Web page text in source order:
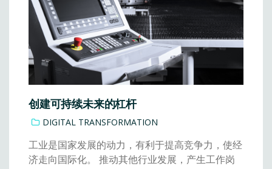
创建可持续未来的杠杆
DIGITAL TRANSFORMATION
工业是国家发展的动力，有利于提高竞争力，使经
济走向国际化。 推动其他行业发展，产生工作岗